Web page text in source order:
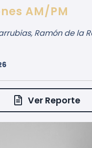
AM/PM
Ramón de la
Ver Reporte